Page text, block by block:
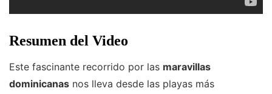
Resumen del Video
Este fascinante recorrido por las maravillas
dominicanas nos lleva desde las playas más